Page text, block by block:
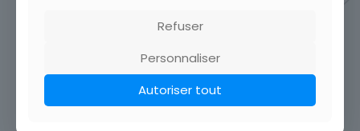
Refuser
Personnaliser
Autoriser tout